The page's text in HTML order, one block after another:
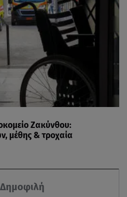
Δημοφιλή
Ζακύνθου:
μέθης & τροχαία